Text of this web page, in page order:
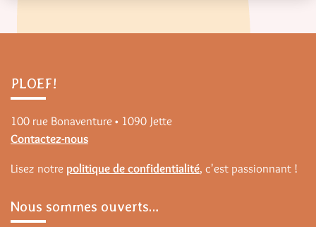
PLOEF!
100 rue Bonaventure • 1090 Jette
Contactez-nous
Lisez notre politique de confidentialité, c'est passionnant !
Nous sommes ouverts…